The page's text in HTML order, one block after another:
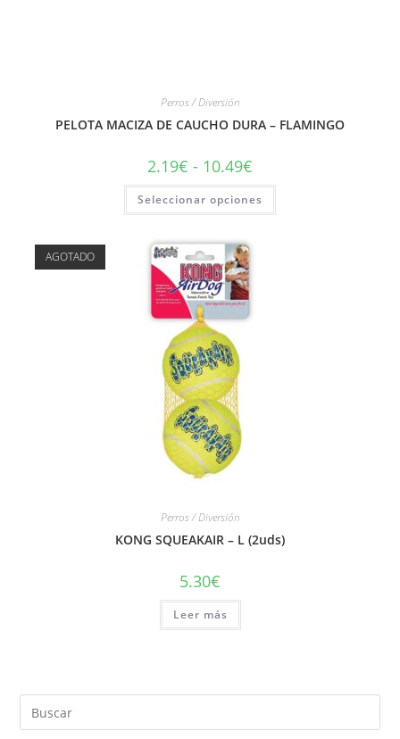
Perros / Diversión
PELOTA MACIZA DE CAUCHO DURA – FLAMINGO
2.19€ - 10.49€
Seleccionar opciones
AGOTADO
Perros / Diversión
KONG SQUEAKAIR – L (2uds)
5.30€
Leer más